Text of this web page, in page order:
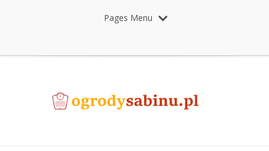
Pages Menu